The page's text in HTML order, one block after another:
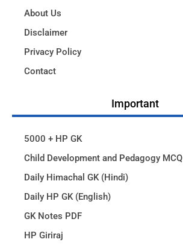
About Us
Disclaimer
Privacy Policy
Contact
Important
5000 + HP GK
Child Development and Pedagogy MCQ
Daily Himachal GK (Hindi)
Daily HP GK (English)
GK Notes PDF
HP Giriraj